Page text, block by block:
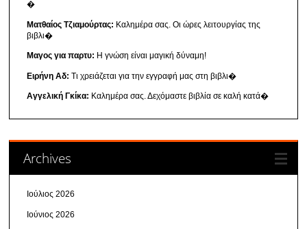
�
Ματθαίος Τζιαμούρτας: Καλημέρα σας. Οι ώρες λειτουργίας της
βιβλι�
Μαγος για παρτυ: Η γνώση είναι μαγική δύναμη!
Ειρήνη Αδ: Τι χρειάζεται για την εγγραφή μας στη βιβλι�
Αγγελική Γκίκα: Καλημέρα σας. Δεχόμαστε βιβλία σε καλή κατά�
Archives
Ιούλιος 2026
Ιούνιος 2026